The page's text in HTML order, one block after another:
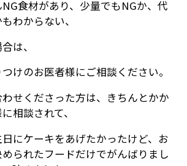
食材があり、少量でもNGか、代
わからない、
は、
けのお医者様にご相談ください。
せくださった方は、きちんとかか
相談されて、
日にケーキをあげたかったけど、お
られたフードだけでがんばりまし